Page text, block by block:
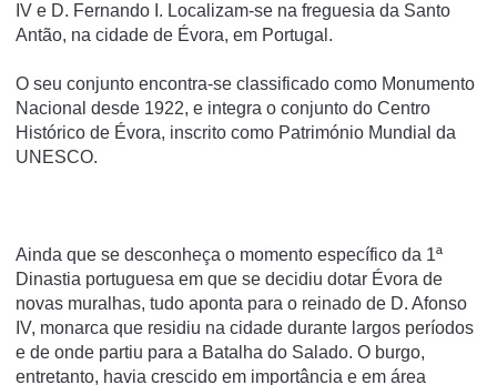
IV e D. Fernando I. Localizam-se na freguesia da Santo
Antão, na cidade de Évora, em Portugal.
O seu conjunto encontra-se classificado como Monumento
Nacional desde 1922, e integra o conjunto do Centro
Histórico de Évora, inscrito como Património Mundial da
UNESCO.
Ainda que se desconheça o momento específico da 1ª
Dinastia portuguesa em que se decidiu dotar Évora de
novas muralhas, tudo aponta para o reinado de D. Afonso
IV, monarca que residiu na cidade durante largos períodos
e de onde partiu para a Batalha do Salado. O burgo,
entretanto, havia crescido em importância e em área